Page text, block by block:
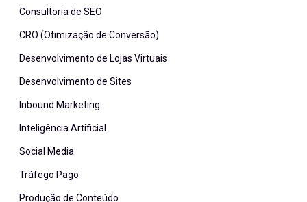
Consultoria de SEO
CRO (Otimização de Conversão)
Desenvolvimento de Lojas Virtuais
Desenvolvimento de Sites
Inbound Marketing
Inteligência Artificial
Social Media
Tráfego Pago
Produção de Conteúdo